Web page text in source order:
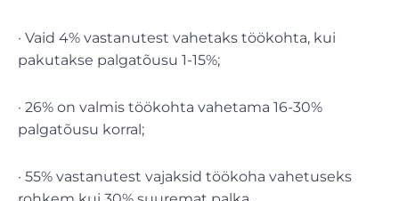
· Vaid 4% vastanutest vahetaks töökohta, kui
pakutakse palgatõusu 1-15%;
· 26% on valmis töökohta vahetama 16-30%
palgatõusu korral;
· 55% vastanutest vajaksid töökoha vahetuseks